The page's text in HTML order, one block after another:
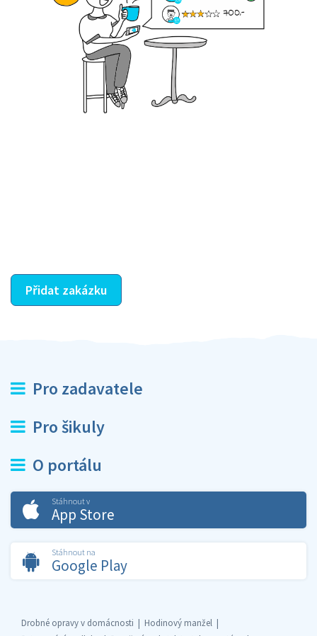
Přidat zakázku
Pro zadavatele
Pro šikuly
O portálu
Stáhnout v
App Store
Stáhnout na
Google Play
Drobné opravy v domácnosti
Hodinový manžel